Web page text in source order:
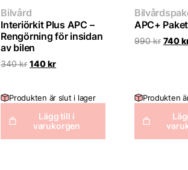
Bilvård
Interiörkit Plus APC –
Rengörning för insidan
av bilen
340kr Det
340 kr.
140krDet
140 kr.
Produkten är slut i lager
Lägg till i
varukorgen
APC+
990kr Det
740
Produkten